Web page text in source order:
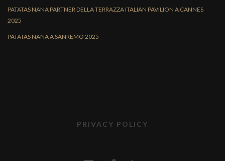
PATATAS NANA PARTNER DELLA TERRAZZA ITALIAN PAVILION A CANNES
2025
PATATAS NANA A SANREMO 2025
PRIVACY POLICY